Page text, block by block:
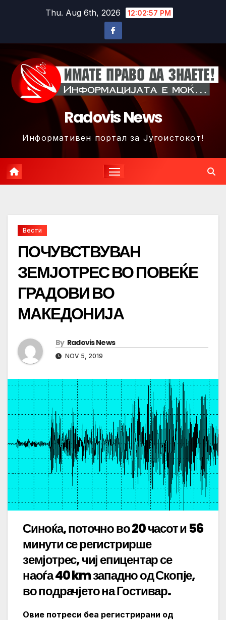
Thu. Aug 6th, 2026 12:02:59 PM
Radovis News
Информативен портал за Југоистокот!
Вести
ПОЧУВСТВУВАН
ЗЕМЈОТРЕС ВО ПОВЕЌЕ
ГРАДОВИ ВО
МАКЕДОНИЈА
By Radovis News
NOV 5, 2019
Синоќа, поточно во 20 часот и 56
минути се регистрирше
земјотрес, чиј епицентар се
наоѓа 40 km западно од Скопје,
во подрачјето на Гостивар.
Овие потреси беа регистрирани од